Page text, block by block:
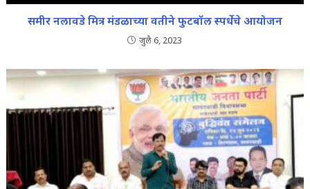
समीर नलावडे मित्र मंडळाच्या वतीने फुटबॉल स्पर्धेचे आयोजन
जुलै 6, 2023